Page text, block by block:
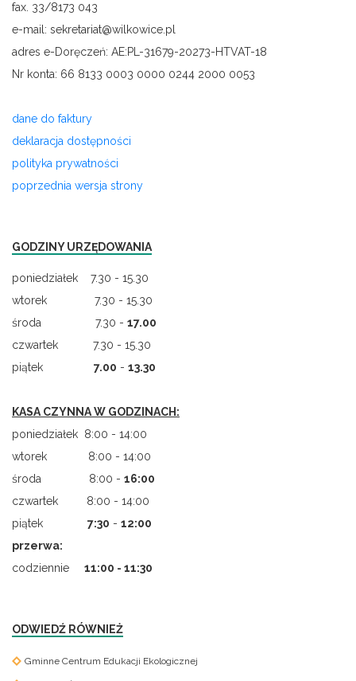
fax. 33/8173 043
e-mail: sekretariat@wilkowice.pl
adres e-Doręczeń: AE:PL-31679-20273-HTVAT-18
Nr konta: 66 8133 0003 0000 0244 2000 0053
dane do faktury
deklaracja dostępności
polityka prywatności
poprzednia wersja strony
GODZINY URZĘDOWANIA
poniedziałek 7.30 - 15.30
wtorek 7.30 - 15.30
środa 7.30 - 17.00
czwartek 7.30 - 15.30
piątek 7.00 - 13.30
KASA CZYNNA W GODZINACH:
poniedziałek 8:00 - 14:00
wtorek 8:00 - 14:00
środa 8:00 - 16:00
czwartek 8:00 - 14:00
piątek 7:30 - 12:00
przerwa:
codziennie
11:00 - 11:30
ODWIEDŹ RÓWNIEŻ
Gminne Centrum Edukacji Ekologicznej